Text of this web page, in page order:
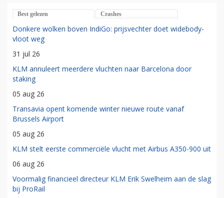
Best gelezen Crashes
Donkere wolken boven IndiGo: prijsvechter doet widebody-
vloot weg
31 jul 26
KLM annuleert meerdere vluchten naar Barcelona door
staking
05 aug 26
Transavia opent komende winter nieuwe route vanaf
Brussels Airport
05 aug 26
KLM stelt eerste commerciële vlucht met Airbus A350-900 uit
06 aug 26
Voormalig financieel directeur KLM Erik Swelheim aan de slag
bij ProRail